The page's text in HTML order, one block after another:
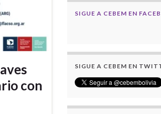
con
SIGUE A CEBEM EN
SIGUE A CEBEM EN